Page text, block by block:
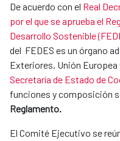
De acuerdo con el Real
por el que se aprueba el
Desarrollo Sostenible
del FEDES es un órgano
Exteriores, Unión
Secretaría de Estado de
funciones y composición
Reglamento.
El Comité Ejecutivo se